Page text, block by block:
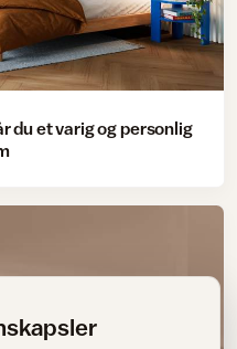
du et varig og personlig